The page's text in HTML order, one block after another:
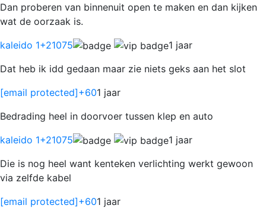
Dan proberen van binnenuit open te maken en dan kijken
wat de oorzaak is.
kaleido 1+21075
1 jaar
Dat heb ik idd gedaan maar zie niets geks aan het slot
[email protected]+601 jaar
Bedrading heel in doorvoer tussen klep en auto
kaleido 1+21075
1 jaar
Die is nog heel want kenteken verlichting werkt gewoon
via zelfde kabel
[email protected]+601 jaar